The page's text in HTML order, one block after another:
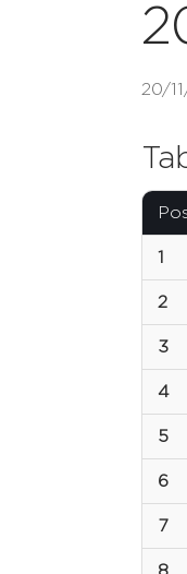
20/
1
2
3
4
5
6
7